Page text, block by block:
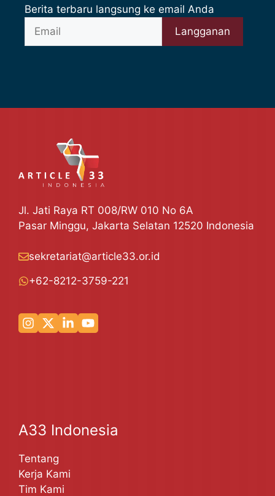
Berita terbaru langsung ke email Anda
Jl. Jati Raya RT 008/RW 010 No 6A
Pasar Minggu, Jakarta Selatan 12520 Indonesia
sekretariat@article33.or.id
+62-8212-3759-221
A33 Indonesia
Tentang
Kerja Kami
Tim Kami